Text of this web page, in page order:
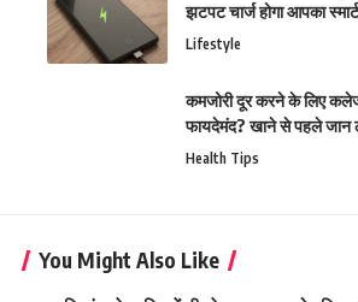
झटपट चार्ज होगा आपका
Lifestyle
कमजोरी दूर करने के लिए
फायदेमंद? खाने से पहले जान
Health Tips
You Might Also Like